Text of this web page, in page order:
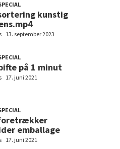
kunstig
13. september 2023
på 1 minut
17. juni 2021
emballage
17. juni 2021